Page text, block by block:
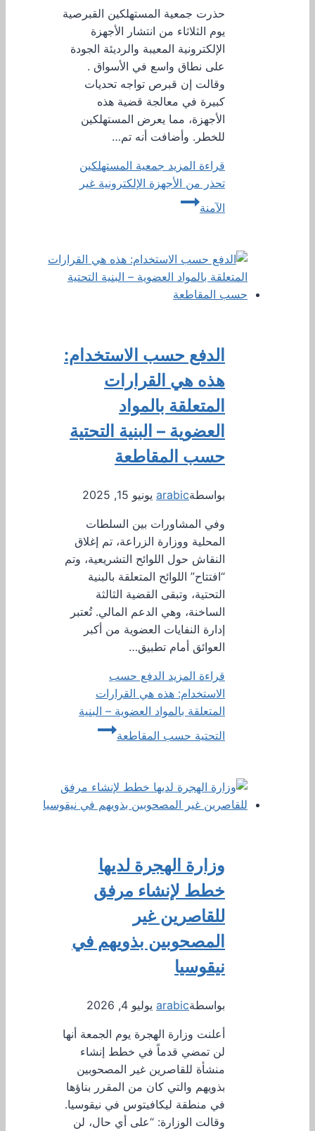
حذرت جمعية المستهلكين القبرصية
يوم الثلاثاء من انتشار الأجهزة
الإلكترونية المعيبة والرديئة الجودة
على نطاق واسع في الأسواق .
وقالت إن قبرص تواجه تحديات
كبيرة في معالجة قضية هذه
الأجهزة، مما يعرض المستهلكين
للخطر. وأضافت أنه تم…
قراءة المزيد جمعية المستهلكين
تحذر من الأجهزة الإلكترونية غير
الآمنة
الدفع حسب الاستخدام:
هذه هي القرارات
المتعلقة بالمواد
العضوية – البنية التحتية
حسب المقاطعة
بواسطةarabic يونيو 15, 2025
وفي المشاورات بين السلطات
المحلية ووزارة الزراعة، تم إغلاق
النقاش حول اللوائح التشريعية، وتم
“افتتاح” اللوائح المتعلقة بالبنية
التحتية، وتبقى القضية الثالثة
الساخنة، وهي الدعم المالي. تُعتبر
إدارة النفايات العضوية من أكبر
العوائق أمام تطبيق…
قراءة المزيد الدفع حسب
الاستخدام: هذه هي القرارات
المتعلقة بالمواد العضوية – البنية
التحتية حسب المقاطعة
وزارة الهجرة لديها
خطط لإنشاء مرفق
للقاصرين غير
المصحوبين بذويهم في
نيقوسيا
بواسطةarabic يوليو 4, 2026
أعلنت وزارة الهجرة يوم الجمعة أنها
لن تمضي قدماً في خطط إنشاء
منشأة للقاصرين غير المصحوبين
بذويهم والتي كان من المقرر بناؤها
في منطقة ليكافيتوس في نيقوسيا.
وقالت الوزارة: “على أي حال، لن